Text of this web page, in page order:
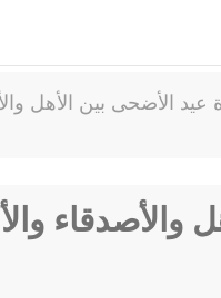
عيد الأضحى بين الأهل
والأصدقاء